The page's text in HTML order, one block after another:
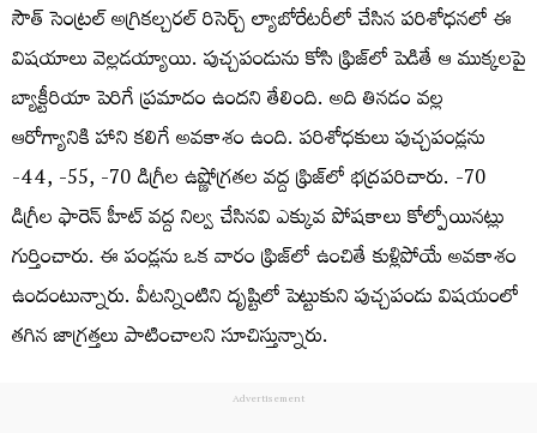
సౌత్ సెంట్రల్ అగ్రికల్చరల్ రిసెర్చ్ ల్యాబోరేటరీలో చేసిన పరిశోధనలో ఈ
విషయాలు వెల్లడయ్యాయి. పుచ్చపండును కోసి ఫ్రిజ్‌లో పెడితే ఆ ముక్కలపై
బ్యాక్టీరియా పెరిగే ప్రమాదం ఉందని తేలింది. అది తినడం వల్ల
ఆరోగ్యానికి హాని కలిగే అవకాశం ఉంది. పరిశోధకులు పుచ్చపండ్లను
-44, -55, -70 డిగ్రీల ఉష్ణోగ్రతల వద్ద ఫ్రిజ్‌లో భద్రపరిచారు. -70
డిగ్రీల ఫారెన్ హీట్ వద్ద నిల్వ చేసినవి ఎక్కువ పోషకాలు కోల్పోయినట్లు
గుర్తించారు. ఈ పండ్లను ఒక వారం ఫ్రిజ్‌లో ఉంచితే కుళ్లిపోయే అవకాశం
ఉందంటున్నారు. వీటన్నింటిని దృష్టిలో పెట్టుకుని పుచ్చపండు విషయంలో
తగిన జాగ్రత్తలు పాటించాలని సూచిస్తున్నారు.